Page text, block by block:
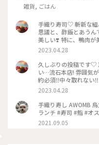
雑貨, ごはん
手織り寿司♡ 斬新な
思議と、酢飯とあう
美しい❣️ 特に、鴨肉が
酒🍶♡ 素敵時間でし
京都 #烏丸本店 #手織り
2023.04.28
久しぶりの投稿です♡
い…流石本店! 雰囲気
約必須‼︎中々取れない
GW人すごそうですね
司
2023.04.28
手織り寿し AWOMB
ランチ #寿司 #鮨 #オ
2021.09.05